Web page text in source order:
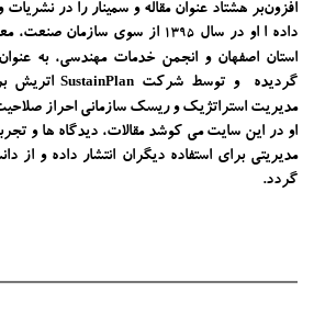
افزون‌بر هشتاد عنوان مقاله و سمینار را در
داده ا او در سال 1395 از سوی سازمان صنعت،
استان اصفهان و انجمن خدمات مهندسی، به
گردیده و توسط شرکت
SustainPlanاتریش
مدیریت استراتژیک و ریسک سازمانی احراز
او در این سایت می کوشد مقالات، دیدگاه ها و
مدیریتی برای استفاده دیگران انتشار داده و از
گردد.